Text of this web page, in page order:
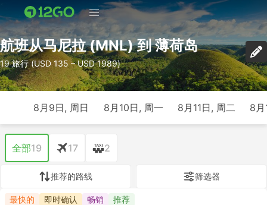
航班从马尼拉 (MNL) 到 薄荷岛
19 旅行 (USD 135 – USD 1989)
8月9日, 周日 8月10日, 周一 8月11日, 周二 8
全部19 17 2
推荐的路线 筛选器
最快的 即时确认 畅销 推荐